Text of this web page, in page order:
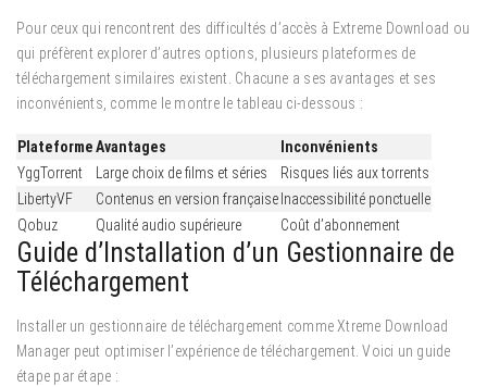
Pour ceux qui rencontrent des difficultés d’accès à Extreme Download ou
qui préfèrent explorer d’autres options, plusieurs plateformes de
téléchargement similaires existent. Chacune a ses avantages et ses
inconvénients, comme le montre le tableau ci-dessous :
PlateformeAvantages
Inconvénients
YggTorrent
Large choix de films et séries
Risques liés aux torrents
LibertyVF
Contenus en version française Inaccessibilité ponctuelle
Qobuz
Qualité audio supérieure Coût d’abonnement
Guide d’Installation d’un Gestionnaire de
Téléchargement
Installer un gestionnaire de téléchargement comme Xtreme Download
Manager peut optimiser l’expérience de téléchargement. Voici un guide
étape par étape :